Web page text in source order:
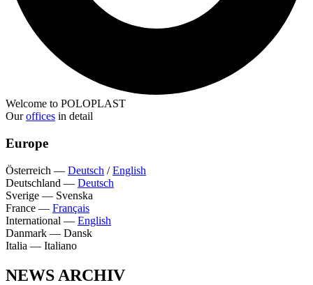
Welcome to POLOPLAST
Ouroffices in detail
Europe
Österreich — Deutsch /English
Deutschland — Deutsch
Sverige — Svenska
France — Français
International — English
Danmark — Dansk
Italia — Italiano
NEWS ARCHIV